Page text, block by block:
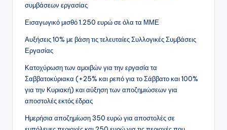
συμβάσεων εργασίας
Εισαγωγικό μισθό 1.250 ευρώ σε όλα τα ΜΜΕ
Αυξήσεις 10% με βάση τις τελευταίες Συλλογικές Συμβάσεις
Εργασίας
Κατοχύρωση των αμοιβών για την εργασία τα
Σαββατοκύριακα (+25% και ρεπό για το Σάββατο και 100%
για την Κυριακή) και αύξηση των αποζημιώσεων για
αποστολές εκτός έδρας
Ημερήσια αποζημίωση 350 ευρώ για αποστολές σε